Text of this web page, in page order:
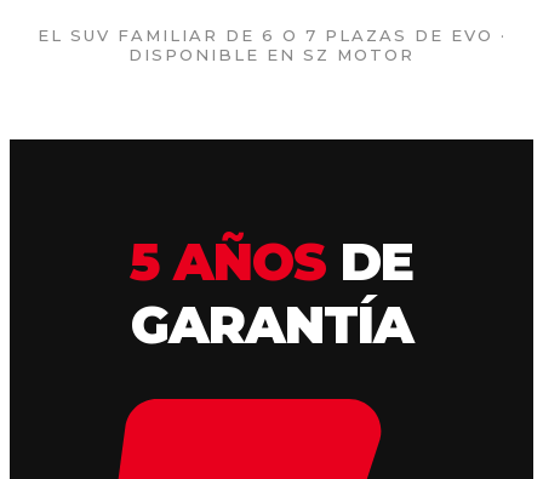
EL SUV FAMILIAR DE 6 O 7 PLAZAS DE EVO ·
DISPONIBLE EN SZ MOTOR
5 AÑOS DE
GARANTÍA